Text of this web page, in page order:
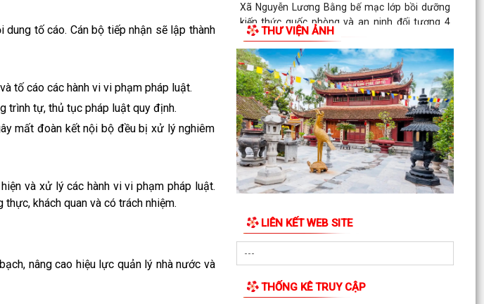
tố cáo. Cán bộ tiếp nhận sẽ lập thành
tố cáo các hành vi vi phạm pháp luật.
trình tự, thủ tục pháp luật quy định.
mất đoàn kết nội bộ đều bị xử lý nghiêm
và xử lý các hành vi vi phạm pháp luật.
khách quan và có trách nhiệm.
nâng cao hiệu lực quản lý nhà nước và
Xã Nguyễn Lương Bằng bế mạc lớp bồi dưỡng
kiến thức quốc phòng và an ninh đối tượng 4
năm 2026
ĐOÀN THANH NIÊN XÃ NGUYỄN LƯƠNG BẰNG
TỔ CHỨC NGÀY HỘI Y TẾ – CHUNG TAY CHĂM
SÓC SỨC KHỎE CỘNG ĐỒNG
XÃ NGUYỄN LƯƠNG BẰNG THAM GIA HỘI NGHỊ
TRỰC TUYẾN TẬP HUẤN TRIỂN KHAI THỦ TỤC
HÀNH CHÍNH CỦA ĐẢNG...
Đảng ủy xã Nguyễn Lương Bằng tham dự Hội
KẾ HOẠCH Triển khai thực hiện Nghị quyết số
88/NQ-CP ngày 05/4/2026 của Chính phủ về
XÃ NGUYỄN LƯƠNG BẰNG TRANG TRỌNG TỔ
THƯ VIỆN ẢNH
LIÊN KẾT WEB SITE
THỐNG KÊ TRUY CẬP